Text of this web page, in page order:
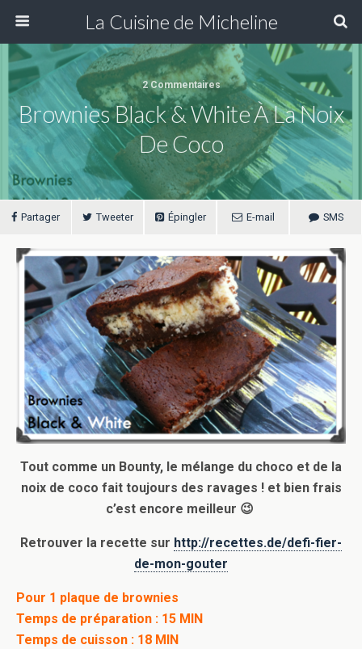
La Cuisine de Micheline
2 Commentaires
Brownies Black & White À La Noix
De Coco
Partager Tweeter Épingler E-mail SMS
Tout comme un Bounty, le mélange du choco et de la
noix de coco fait toujours des ravages ! et bien frais
c’est encore meilleur 😉
Retrouver la recette sur http://recettes.de/defi-fier-
de-mon-gouter
Pour 1 plaque de brownies
Temps de préparation : 15 MIN
Temps de cuisson : 18 MIN